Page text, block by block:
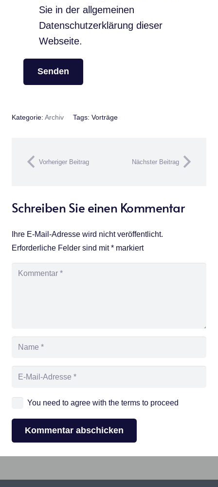
Sie in der allgemeinen
Datenschutzerklärung dieser
Webseite.
Kategorie: Archiv Tags:Vorträge
Vorheriger Beitrag Nächster Beitrag
Schreiben Sie einen Kommentar
Ihre E-Mail-Adresse wird nicht veröffentlicht.
Erforderliche Felder sind mit* markiert
You need to agree with the terms to proceed
Kommentar abschicken